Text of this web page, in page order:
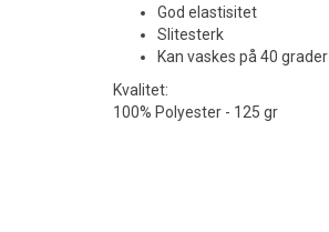
God elastisitet
Slitesterk
Kan vaskes på 40 grader
Kvalitet:
100% Polyester - 125 gr